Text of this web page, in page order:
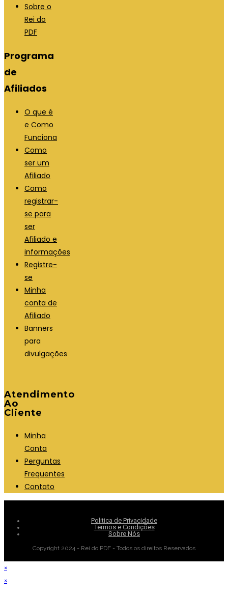
Sobre o
Rei do
PDF
Programa
de
Afiliados
O que é
e Como
Funciona
Como
ser um
Afiliado
Como
registrar-
se para
ser
Afiliado e
informações
Registre-
se
Minha
conta de
Afiliado
Banners
para
divulgações
Atendimento
Ao
Cliente
Minha
Conta
Perguntas
Frequentes
Contato
Politica de Privacidade
Termos e Condições
Sobre Nós
Copyright 2024 - Rei do PDF - Todos os direitos Reservados
×
×